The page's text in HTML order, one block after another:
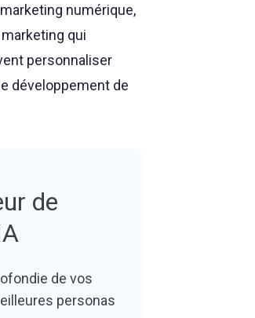
numérique,
qui
personnaliser
développement de
de
de vos
personas